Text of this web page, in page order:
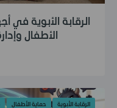
الرقابة الأبوية في
الأطفال
حماية الأطفال الرقابة الأبوية